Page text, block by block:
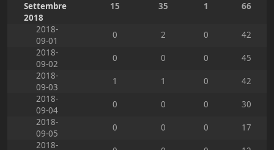
Settembre
2018
15 35 1 66
2018-
09-01
0 2 0
42
2018-
09-02
0 0 0
45
2018-
09-03
1 1 0
42
2018-
09-04
0 0 0
30
2018-
09-05
0 0 0
17
2018-